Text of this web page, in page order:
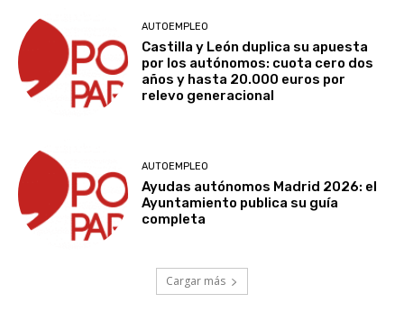
AUTOEMPLEO
Castilla y León duplica su apuesta
por los autónomos: cuota cero dos
años y hasta 20.000 euros por
relevo generacional
AUTOEMPLEO
Ayudas autónomos Madrid 2026: el
Ayuntamiento publica su guía
completa
Cargar más